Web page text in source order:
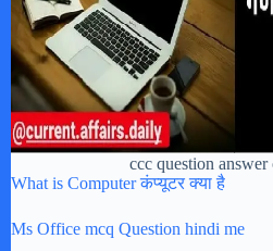
ccc question
What is Computer कंप्यूटर क्या है
Ms Office mcq Question hindi me